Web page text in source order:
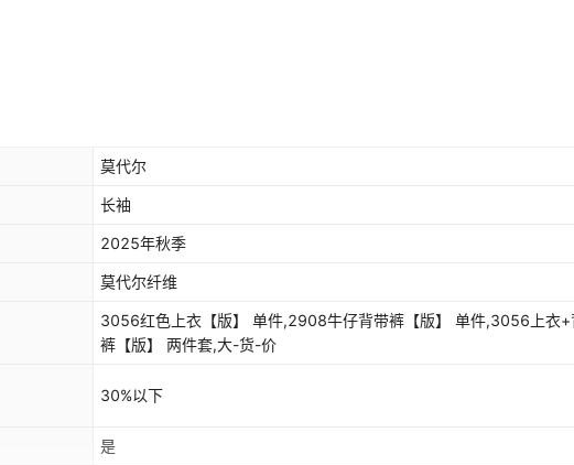
莫代尔
长袖
2025年秋季
莫代尔纤维
3056红色上衣【版】 单件,2908牛仔背带裤【版】 单件,3056上衣+
裤【版】 两件套,大-货-价
30%以下
是